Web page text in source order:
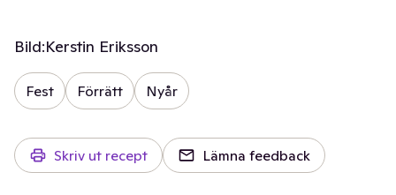
Bild:Kerstin Eriksson
Fest Förrätt Nyår
Skriv ut recept Lämna feedback